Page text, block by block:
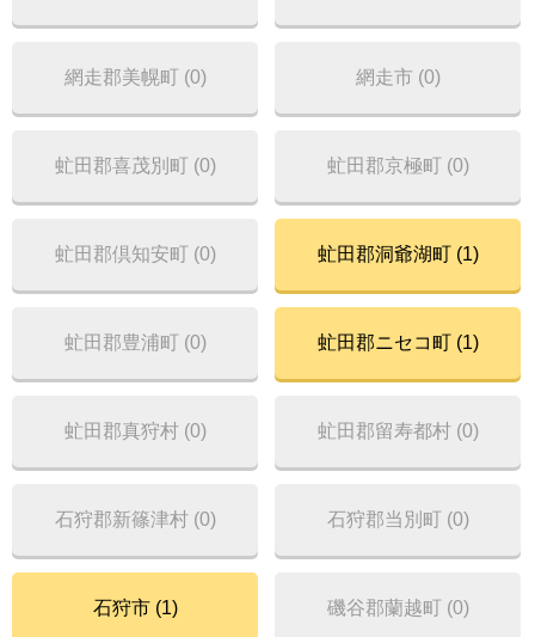
網走郡美幌町 (0) 網走市 (0)
虻田郡喜茂別町 (0) 虻田郡京極町 (0)
虻田郡倶知安町 (0) 虻田郡洞爺湖町 (1)
虻田郡豊浦町 (0) 虻田郡ニセコ町 (1)
虻田郡真狩村 (0) 虻田郡留寿都村 (0)
石狩郡新篠津村 (0) 石狩郡当別町 (0)
石狩市 (1) 磯谷郡蘭越町 (0)